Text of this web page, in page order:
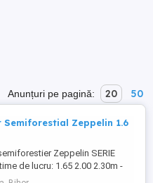
Anunțuri pe pagină: 20 50
Semiforestial Zeppelin 1.6
Zeppelin SERIE
de lucru: 1.65 2.00 2.30m -
1.020 1.135 kg - Numar